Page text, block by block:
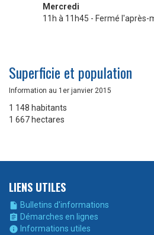
Mercredi
11h à 11h45 - Fermé l'après-
Superficie et population
Information au 1er janvier 2015
1 148 habitants
1 667 hectares
LIENS UTILES
 Bulletins d'informations
 Démarches en lignes
 Informations utiles